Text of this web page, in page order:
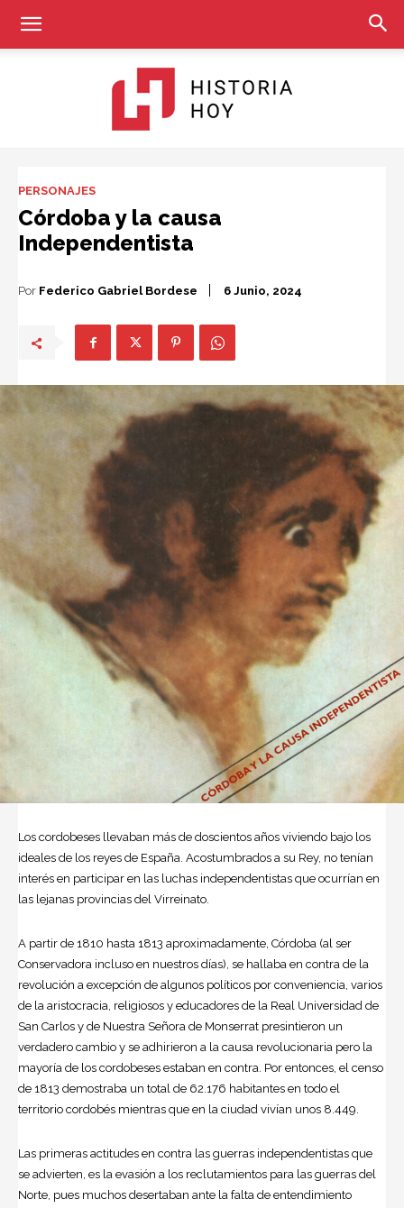
PERSONAJES
Córdoba y la causa
Independentista
Por Federico Gabriel Bordese 6 Junio, 2024
Los cordobeses llevaban más de doscientos años viviendo bajo los
ideales de los reyes de España. Acostumbrados a su Rey, no tenían
interés en participar en las luchas independentistas que ocurrían en
las lejanas provincias del Virreinato.
A partir de 1810 hasta 1813 aproximadamente, Córdoba (al ser
Conservadora incluso en nuestros días), se hallaba en contra de la
revolución a excepción de algunos políticos por conveniencia, varios
de la aristocracia, religiosos y educadores de la Real Universidad de
San Carlos y de Nuestra Señora de Monserrat presintieron un
verdadero cambio y se adhirieron a la causa revolucionaria pero la
mayoría de los cordobeses estaban en contra. Por entonces, el censo
de 1813 demostraba un total de 62.176 habitantes en todo el
territorio cordobés mientras que en la ciudad vivían unos 8.449.
Las primeras actitudes en contra las guerras independentistas que
se advierten, es la evasión a los reclutamientos para las guerras del
Norte, pues muchos desertaban ante la falta de entendimiento